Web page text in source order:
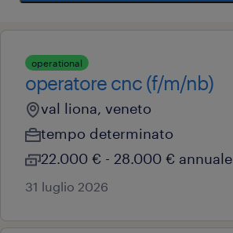
operational
operatore cnc (f/m/nb)
val liona, veneto
tempo determinato
22.000 € - 28.000 € annuale
31 luglio 2026